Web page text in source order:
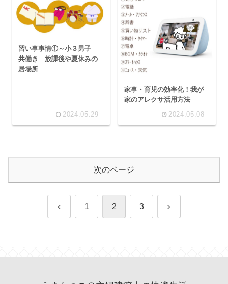
習い事事情①～小３男子
共働き 放課後や夏休みの
居場所
2024.05.29
家事・育児の効率化！我が
家のアレクサ活用方法
2024.05.08
次のページ
前 1 2 3 次